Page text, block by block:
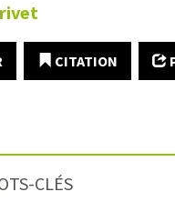
CITATION
CLÉS